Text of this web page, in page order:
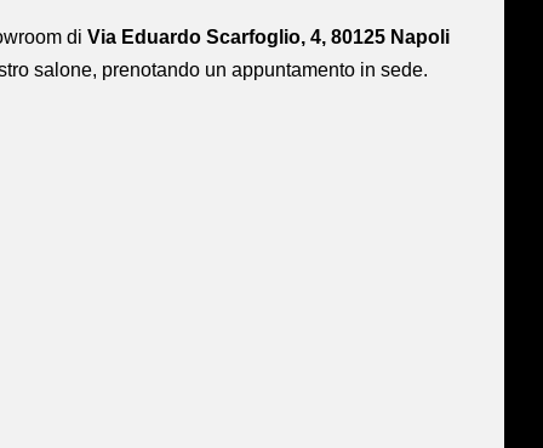
di Via Eduardo Scarfoglio, 4, 80125 Napoli
salone, prenotando un appuntamento in sede.